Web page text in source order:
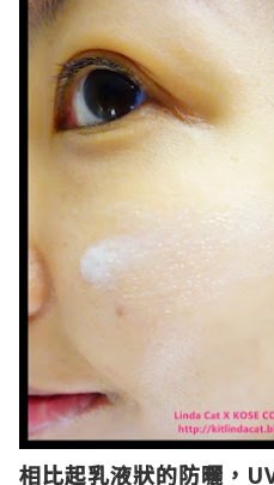
相比起乳液狀的防曬，